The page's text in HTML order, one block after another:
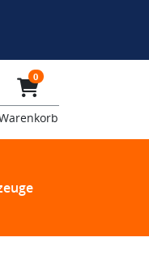
0